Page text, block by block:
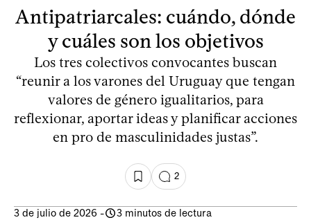
Antipatriarcales: cuándo, dónde
y cuáles son los objetivos
Los tres colectivos convocantes buscan
“reunir a los varones del Uruguay que tengan
valores de género igualitarios, para
reflexionar, aportar ideas y planificar acciones
en pro de masculinidades justas”.
2
3 de julio de 2026 - 3 minutos de lectura